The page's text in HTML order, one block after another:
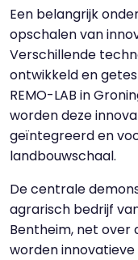
Een belangrijk
opschalen van
Verschillende
ontwikkeld en
REMO-LAB in
worden deze
geïntegreerd en
landbouwschaal.
De centrale
agrarisch bedrijf
Bentheim, net over
worden